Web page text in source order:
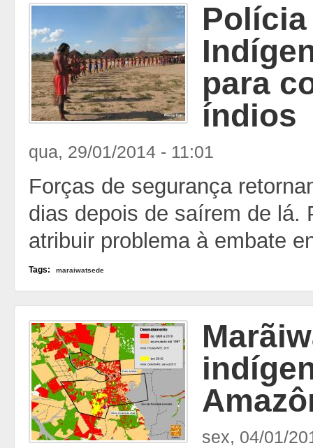
para
índios
qua, 29/01/2014 - 11:01
Forças de segurança
dias depois de saírem de lá.
atribuir problema à embate
Tags: maraiwatsede
sex, 04/01/